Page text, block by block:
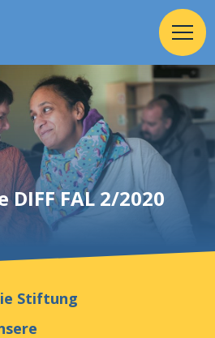
Home
Dienste
DIFF FAL 2/2020
Stiftung